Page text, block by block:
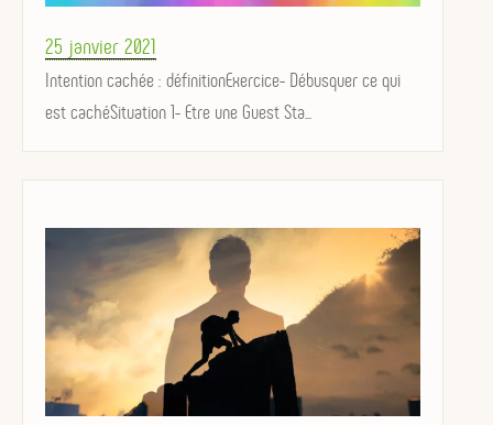
Posted
on
25 janvier 2021
Intention cachée : définitionExercice- Débusquer ce qui
est cachéSituation 1- Etre une Guest Sta...